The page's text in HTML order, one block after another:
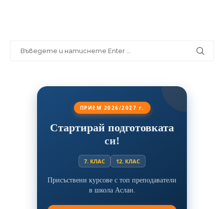
ПРИЕМ 2026/2027 г.
Стартирай подготовката
си!
7. КЛАС 12. КЛАС
Присъствени курсове с топ преподаватели
в школа Аслан.